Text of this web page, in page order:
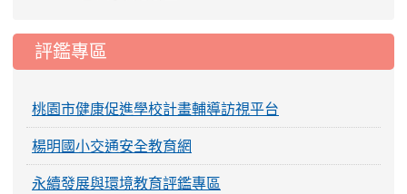
評鑑專區
桃園市健康促進學校計畫輔導訪視平台
楊明國小交通安全教育網
永續發展與環境教育評鑑專區